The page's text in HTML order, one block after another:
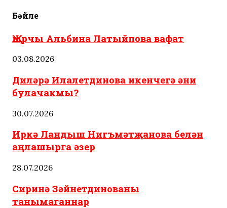
Бәйле
Җырчы Альбина Латыйпова вафат
03.08.2026
Диләрә Илалетдинова икенчегә әни
булачакмы?
30.07.2026
Иркә Ландыш Нигъмәтҗанова белән
аңлашырга әзер
28.07.2026
Сиринә Зәйнетдинованы
танымаганнар